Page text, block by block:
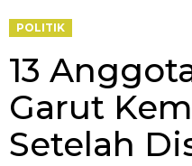
POLITIK
13
Garut
Setelah